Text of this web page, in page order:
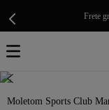
Frete
Moletom Sports Club